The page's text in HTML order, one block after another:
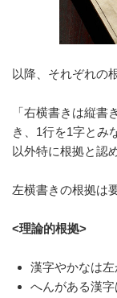
以降、それぞれの
「右横書きは縦
き、1行を1字とみ
以外特に根拠と認
左横書きの根拠は
<理論的根拠>
漢字やかなは左
へんがある漢